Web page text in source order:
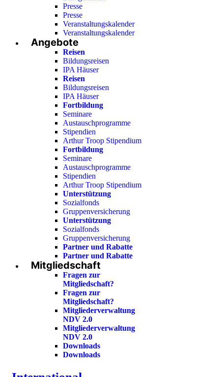
Presse
Presse
Veranstaltungskalender
Veranstaltungskalender
Angebote
Reisen
Bildungsreisen
IPA Häuser
Reisen
Bildungsreisen
IPA Häuser
Fortbildung
Seminare
Austauschprogramme
Stipendien
Arthur Troop Stipendium
Fortbildung
Seminare
Austauschprogramme
Stipendien
Arthur Troop Stipendium
Unterstützung
Sozialfonds
Gruppenversicherung
Unterstützung
Sozialfonds
Gruppenversicherung
Partner und Rabatte
Partner und Rabatte
Mitgliedschaft
Fragen zur
Mitgliedschaft?
Fragen zur
Mitgliedschaft?
Mitgliederverwaltung
NDV 2.0
Mitgliederverwaltung
NDV 2.0
Downloads
Downloads